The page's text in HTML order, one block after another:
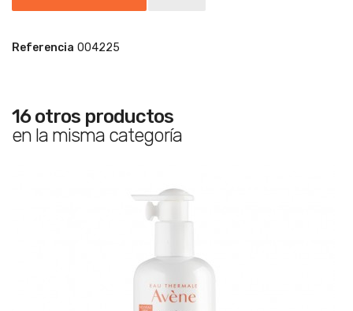
Referencia 004225
16 otros productos
en la misma categoría